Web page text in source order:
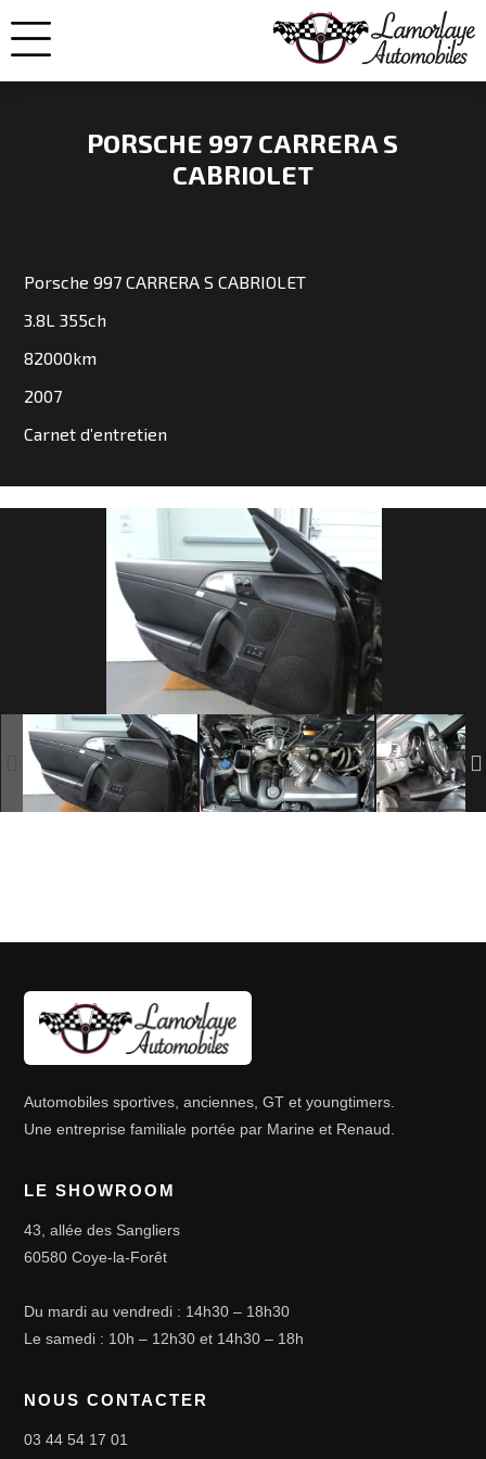
VENDUES
QUI
SOMMES
NOUS
CONTACT
PORSCHE 997 CARRERA S
CABRIOLET
Porsche 997 CARRERA S CABRIOLET
3.8L 355ch
82000km
2007
Carnet d’entretien
Automobiles sportives, anciennes, GT et youngtimers.
Une entreprise familiale portée par Marine et Renaud.
LE SHOWROOM
43, allée des Sangliers
60580 Coye-la-Forêt
Du mardi au vendredi : 14h30 – 18h30
Le samedi : 10h – 12h30 et 14h30 – 18h
NOUS CONTACTER
03 44 54 17 01